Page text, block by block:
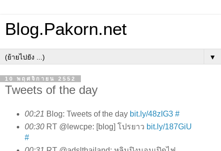
Blog.Pakorn.net
▼
10 พฤศจิกายน 2552
Tweets of the day
00:21 Blog: Tweets of the day bit.ly/48zIG3 #
00:30RT @lewcpe: [blog] โปรยาว bit.ly/187GiU
#